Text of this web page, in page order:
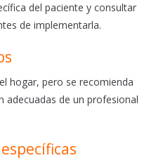
del paciente y consultar
de implementarla.
hogar, pero se recomienda
adecuadas de un profesional